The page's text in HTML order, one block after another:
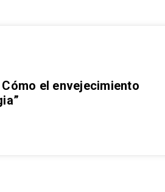
el envejecimiento